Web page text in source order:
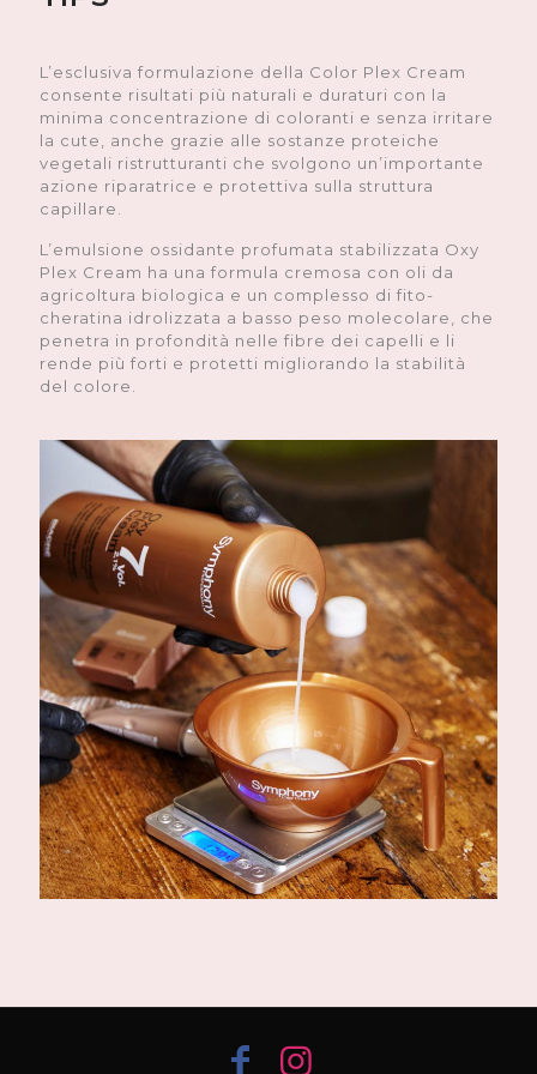
duraturi con la minima concentrazione di
coloranti e senza irritare la cute, anche
grazie alle sostanze proteiche vegetali
ristrutturanti che svolgono
un’importante azione riparatrice e
protettiva sulla struttura capillare.
L’emulsione ossidante profumata
stabilizzata Oxy Plex Cream ha una
formula cremosa con oli da agricoltura
biologica e un complesso di fito-
cheratina idrolizzata a basso peso
molecolare, che penetra in profondità
nelle fibre dei capelli e li rende più forti
e protetti migliorando la stabilità del
L’esclusiva formulazione della Color Plex Cream
consente risultati più naturali e duraturi con la
minima concentrazione di coloranti e senza irritare
la cute, anche grazie alle sostanze proteiche
vegetali ristrutturanti che svolgono un’importante
azione riparatrice e protettiva sulla struttura
capillare.
L’emulsione ossidante profumata stabilizzata Oxy
Plex Cream ha una formula cremosa con oli da
agricoltura biologica e un complesso di fito-
cheratina idrolizzata a basso peso molecolare, che
penetra in profondità nelle fibre dei capelli e li
rende più forti e protetti migliorando la stabilità
del colore.